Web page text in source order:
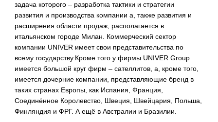
задача которого – разработка тактики и стратегии
развития и производства компании а, также развития и
расширения области продаж, располагается в
итальянском городе Милан. Коммерческий сектор
компании UNIVER имеет свои представительства по
всему государству.Кроме того у фирмы UNIVER Group
имеется большой круг фирм – сателлитов, а, кроме того,
имеется дочерние компании, представляющие бренд в
таких странах Европы, как Испания, Франция,
Соединённое Королевство, Швеция, Швейцария, Польша,
Финляндия и ФРГ. А ещё в Австралии и Бразилии.